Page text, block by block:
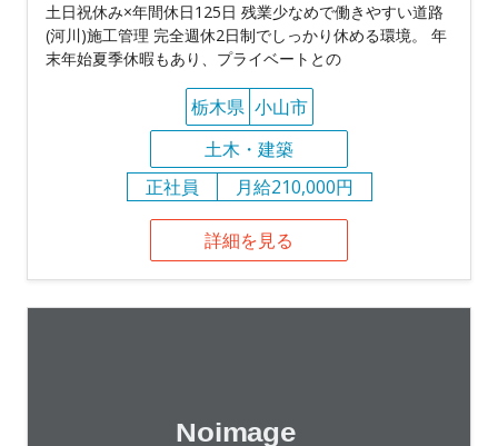
土日祝休み×年間休日125日 残業少なめで働きやすい道路
(河川)施工管理 完全週休2日制でしっかり休める環境。 年
末年始夏季休暇もあり、プライベートとの
栃木県 小山市
土木・建築
正社員
月給210,000円
詳細を見る